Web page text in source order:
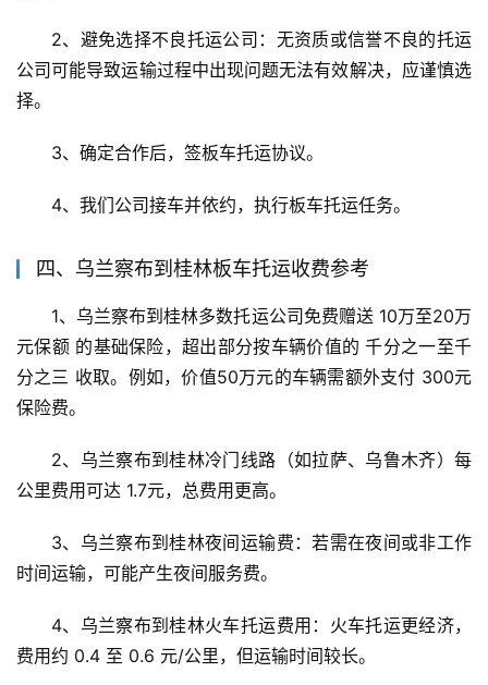
2、避免选择不良托运公司：无资质或信誉不良的托运
公司可能导致运输过程中出现问题无法有效解决，应谨慎选
择。
3、确定合作后，签板车托运协议。
4、我们公司接车并依约，执行板车托运任务。
四、乌兰察布到桂林板车托运收费参考
1、乌兰察布到桂林多数托运公司免费赠送 10万至20万
元保额 的基础保险，超出部分按车辆价值的 千分之一至千
分之三 收取。例如，价值50万元的车辆需额外支付 300元
保险费。
2、乌兰察布到桂林冷门线路（如拉萨、乌鲁木齐）每
公里费用可达 1.7元，总费用更高。
3、乌兰察布到桂林夜间运输费：若需在夜间或非工作
时间运输，可能产生夜间服务费。
4、乌兰察布到桂林火车托运费用：火车托运更经济，
费用约 0.4 至 0.6 元/公里，但运输时间较长。